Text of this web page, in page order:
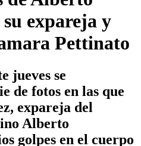
expareja y
Pettinato
jueves se
de fotos en las que
expareja del
Alberto
golpes en el cuerpo